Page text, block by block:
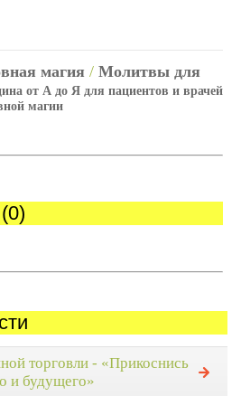
магия / Молитвы для
от А до Я для пациентов и врачей
магии
торговли - «Прикоснись
и будущего»